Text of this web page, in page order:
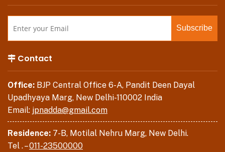
Contact
Office: BJP Central Office 6-A, Pandit Deen Dayal
Upadhyaya Marg, New Delhi-110002 India
Email: jpnadda@gmail.com
Residence: 7-B, Motilal Nehru Marg, New Delhi.
Tel . –011-23500000